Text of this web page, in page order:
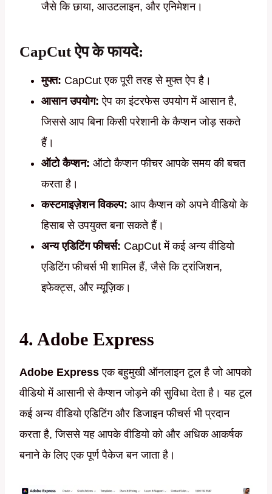
जैसे कि छाया, आउटलाइन, और एनिमेशन।
CapCut ऐप के फायदे:
मुफ्त: CapCut एक पूरी तरह से मुफ्त ऐप है।
आसान उपयोग: ऐप का इंटरफेस उपयोग में आसान है,
जिससे आप बिना किसी परेशानी के कैप्शन जोड़ सकते
हैं।
ऑटो कैप्शन: ऑटो कैप्शन फीचर आपके समय की बचत
करता है।
कस्टमाइज़ेशन विकल्प: आप कैप्शन को अपने वीडियो के
हिसाब से उपयुक्त बना सकते हैं।
अन्य एडिटिंग फीचर्स: CapCut में कई अन्य वीडियो
एडिटिंग फीचर्स भी शामिल हैं, जैसे कि ट्रांजिशन,
इफेक्ट्स, और म्यूज़िक।
4. Adobe Express
Adobe Express एक बहुमुखी ऑनलाइन टूल है जो आपको
वीडियो में आसानी से कैप्शन जोड़ने की सुविधा देता है। यह टूल
कई अन्य वीडियो एडिटिंग और डिजाइन फीचर्स भी प्रदान
करता है, जिससे यह आपके वीडियो को और अधिक आकर्षक
बनाने के लिए एक पूर्ण पैकेज बन जाता है।